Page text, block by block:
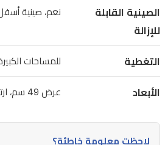
الأماكن
الداخلية
والخارجية.
يتيح
تصميمه
المعلق
الصينية القابلة
للإزالة
نعم، صينية أسفل
التغطية للمساحات
الأبعاد عرض 49 سم، ارتفاع 25 سم
لاحظت معلومة خاطئة؟